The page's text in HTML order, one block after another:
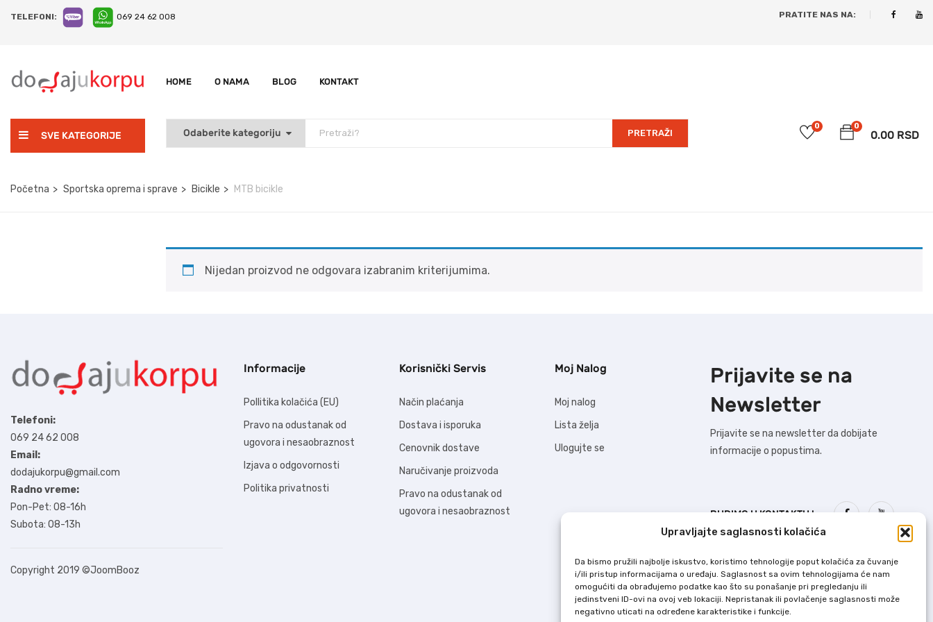
Upravljajte saglasnosti kolačića
Da bismo pružili najbolje iskustvo, koristimo tehnologije poput kolačića za čuvanje
i/ili pristup informacijama o uređaju. Saglasnost sa ovim tehnologijama će nam
omogućiti da obrađujemo podatke kao što su ponašanje pri pregledanju ili
jedinstveni ID-ovi na ovoj veb lokaciji. Nepristanak ili povlačenje saglasnosti može
negativno uticati na određene karakteristike i funkcije.
TELEFONI: 069 24 62 008 PRATITE NAS NA:
HOME O NAMA BLOG KONTAKT
SVE KATEGORIJE PRETRAŽI
0
0.00 RSD
0
Početna Sportska oprema i sprave Bicikle MTB bicikle
Nijedan proizvod ne odgovara izabranim kriterijumima.
Telefoni:
069 24 62 008
Email:
dodajukorpu@gmail.com
Radno vreme:
Pon-Pet: 08-16h
Subota: 08-13h
Copyright 2019 ©JoomBooz
Informacije
Pollitika kolačića (EU)
Pravo na odustanak od
ugovora i nesaobraznost
Izjava o odgovornosti
Politika privatnosti
Korisnički Servis
Način plaćanja
Dostava i isporuka
Cenovnik dostave
Naručivanje proizvoda
Pravo na odustanak od
ugovora i nesaobraznost
Moj Nalog
Moj nalog
Lista želja
Ulogujte se
Prijavite se na
Newsletter
Prijavite se na newsletter da dobijate
informacije o popustima.
BUDIMO U KONTAKTU !
Dodaj U Korpu nastoji da bude što precizniji
u opisu svih proizvoda, ali ne garantuje da
su sve karakteristike i slike u potpunosti
tačne i bez grešaka.